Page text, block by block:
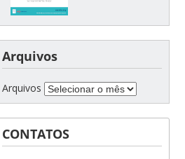
Arquivos
Arquivos
CONTATOS